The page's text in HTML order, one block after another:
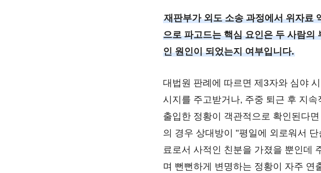
재판부가 외도 소송 과정에서 위자료
으로 파고드는 핵심 요인은 두 사람의
인 원인이 되었는지 여부입니다.
대법원 판례에 따르면 제3자와 심야
시지를 주고받거나, 주중 퇴근 후 지
출입한 정황이 객관적으로 확인된다
의 경우 상대방이 "평일에 외로워서
료로서 사적인 친분을 가졌을 뿐인데
며 뻔뻔하게 변명하는 정황이 자주 연